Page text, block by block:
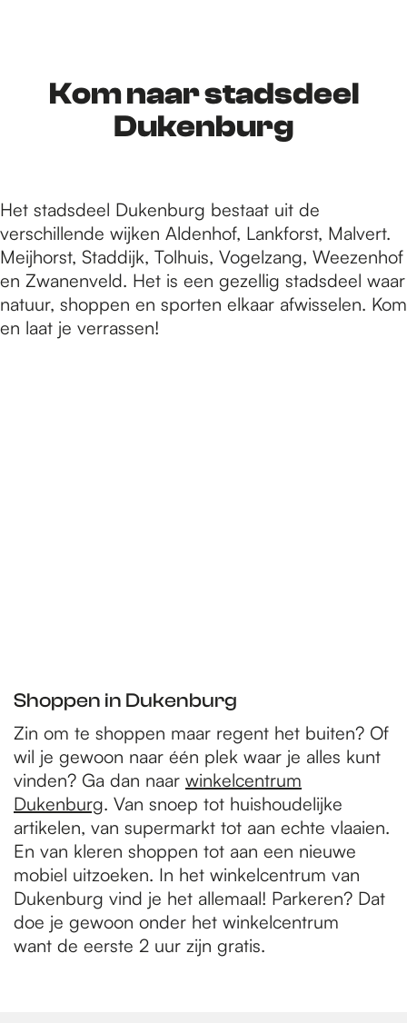
d
h
o
e
Kom naar stadsdeel
Dukenburg
Het stadsdeel Dukenburg bestaat uit de
verschillende wijken Aldenhof, Lankforst, Malvert.
Meijhorst, Staddijk, Tolhuis, Vogelzang, Weezenhof
en Zwanenveld. Het is een gezellig stadsdeel waar
natuur, shoppen en sporten elkaar afwisselen. Kom
en laat je verrassen!
Shoppen in Dukenburg
Zin om te shoppen maar regent het buiten? Of
wil je gewoon naar één plek waar je alles kunt
vinden? Ga dan naar winkelcentrum
Dukenburg. Van snoep tot huishoudelijke
artikelen, van supermarkt tot aan echte vlaaien.
En van kleren shoppen tot aan een nieuwe
mobiel uitzoeken. In het winkelcentrum van
Dukenburg vind je het allemaal! Parkeren? Dat
doe je gewoon onder het winkelcentrum
want de eerste 2 uur zijn gratis.